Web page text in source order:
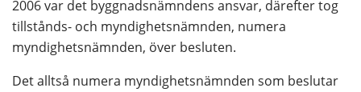
2006 var det byggnadsnämndens ansvar, därefter tog
tillstånds- och myndighetsnämnden, numera
myndighetsnämnden, över besluten.
Det alltså numera myndighetsnämnden som beslutar